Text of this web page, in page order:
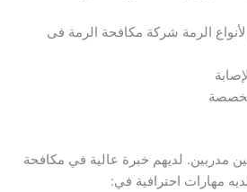
الرمة شركة مكافحة الرمة فى
مدربين. لديهم خبرة عالية في مكافحة
مهارات احترافية في: